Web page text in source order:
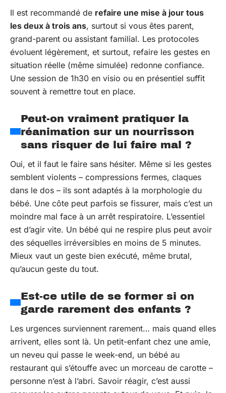
Il est recommandé de refaire une mise à jour tous
les deux à trois ans, surtout si vous êtes parent,
grand-parent ou assistant familial. Les protocoles
évoluent légèrement, et surtout, refaire les gestes en
situation réelle (même simulée) redonne confiance.
Une session de 1h30 en visio ou en présentiel suffit
souvent à remettre tout en place.
Peut-on vraiment pratiquer la
réanimation sur un nourrisson
sans risquer de lui faire mal ?
Oui, et il faut le faire sans hésiter. Même si les gestes
semblent violents – compressions fermes, claques
dans le dos – ils sont adaptés à la morphologie du
bébé. Une côte peut parfois se fissurer, mais c’est un
moindre mal face à un arrêt respiratoire. L’essentiel
est d’agir vite. Un bébé qui ne respire plus peut avoir
des séquelles irréversibles en moins de 5 minutes.
Mieux vaut un geste bien exécuté, même brutal,
qu’aucun geste du tout.
Est-ce utile de se former si on
garde rarement des enfants ?
Les urgences surviennent rarement… mais quand elles
arrivent, elles sont là. Un petit-enfant chez une amie,
un neveu qui passe le week-end, un bébé au
restaurant qui s’étouffe avec un morceau de carotte –
personne n’est à l’abri. Savoir réagir, c’est aussi